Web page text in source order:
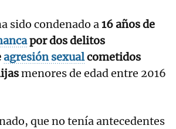
sido condenado a16 años de
por dos delitos
agresión sexualcometidos
menores de edad entre 2016
que no tenía antecedentes